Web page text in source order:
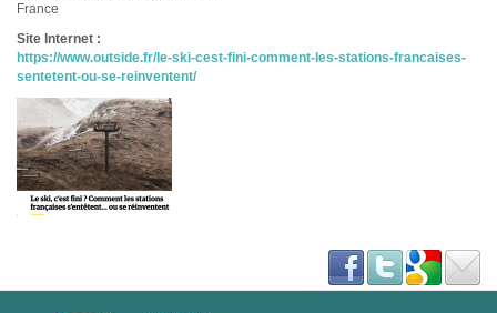
France
Site Internet :
https://www.outside.fr/le-ski-cest-fini-comment-les-stations-francaises-
sentetent-ou-se-reinventent/